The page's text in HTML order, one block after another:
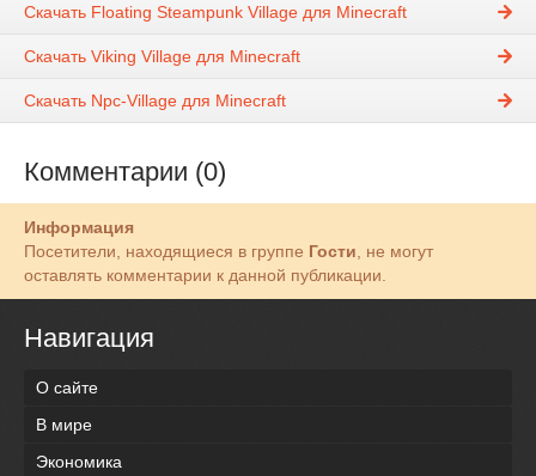
Скачать Floating Steampunk Village для Minecraft
Скачать Viking Village для Minecraft
Скачать Npc-Village для Minecraft
Комментарии (0)
Информация
Посетители, находящиеся в группе Гости , не могут
оставлять комментарии к данной публикации.
Навигация
О сайте
В мире
Экономика